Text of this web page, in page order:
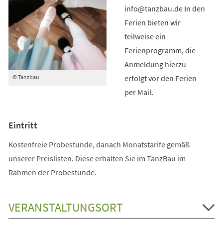
© Tanzbau
info@tanzbau.de In den
Ferien bieten wir
teilweise ein
Ferienprogramm, die
Anmeldung hierzu
erfolgt vor den Ferien
per Mail.
Eintritt
Kostenfreie Probestunde, danach Monatstarife gemäß
unserer Preislisten. Diese erhalten Sie im TanzBau im
Rahmen der Probestunde.
VERANSTALTUNGSORT